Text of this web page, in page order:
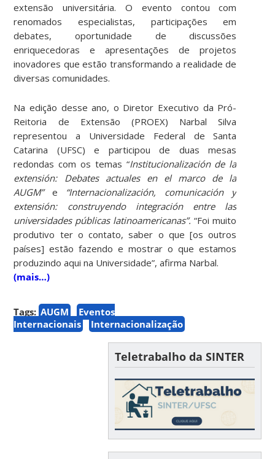
extensão universitária. O evento contou com
renomados especialistas, participações em
debates, oportunidade de discussões
enriquecedoras e apresentações de projetos
inovadores que estão transformando a realidade de
diversas comunidades.
Na edição desse ano, o Diretor Executivo da Pró-
Reitoria de Extensão (PROEX) Narbal Silva
representou a Universidade Federal de Santa
Catarina (UFSC) e participou de duas mesas
redondas com os temas “Institucionalización de la
extensión: Debates actuales en el marco de la
AUGM” e “Internacionalización, comunicación y
extensión: construyendo integración entre las
universidades públicas latinoamericanas”.“Foi muito
produtivo ter o contato, saber o que [os outros
países] estão fazendo e mostrar o que estamos
produzindo aqui na Universidade”, afirma Narbal.
(mais…)
Tags: AUGM
Eventos
Internacionais
Internacionalização
Teletrabalho da SINTER